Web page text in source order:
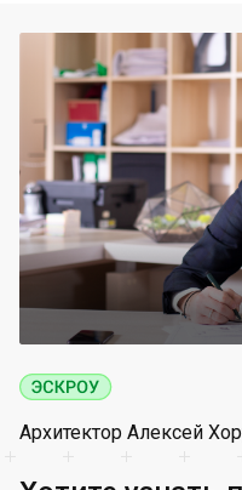
Архитектор Алексей